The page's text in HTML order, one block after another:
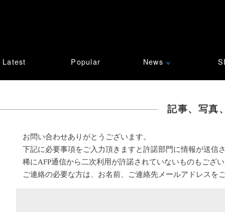
Latest Popular News ∨
記事、写真
お問い合わせありがとうございます。
下記に必要事項をご入力頂きますと許諾部門に情報が送信
稀にAFP通信から二次利用が許諾されていないものもござ
ご連絡の必要な方は、お名前、ご連絡先メールアドレスを